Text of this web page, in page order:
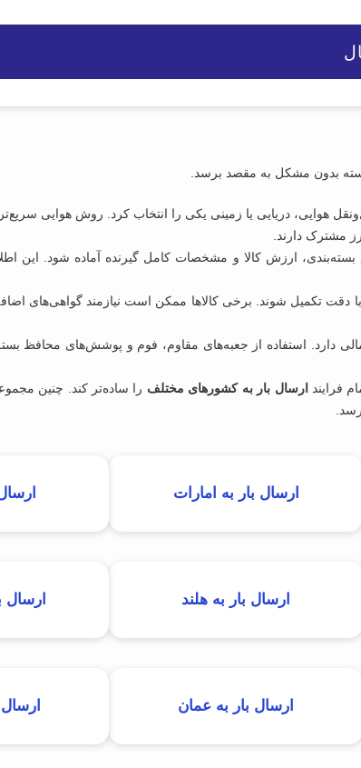
بدون مشکل به مقصد برسد.
هوایی، دریایی یا زمینی یکی را انتخاب کرد. روش هوایی سریع‌تر
مشترک دارند.
ارزش کالا و مشخصات کامل گیرنده آماده شود. این
با دقت تکمیل شوند. برخی کالاها ممکن است نیازمند گواهی‌های
دارد. استفاده از جعبه‌های مقاوم، فوم و پوشش‌های محافظ
فرایند ارسال بار به کشورهای مختلف را ساده‌تر کند. چنین
ارسال بار به امارات
ارسال بار به هلند ارسال
ارسال بار به عمان